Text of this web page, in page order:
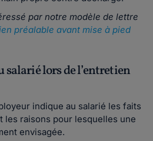
par notre modèle de lettre
préalable avant mise à pied
salarié lors de l’entretien
indique au salarié les faits
les raisons pour lesquelles une
envisagée.